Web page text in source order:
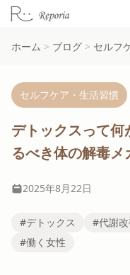
ホーム > ブログ >
セルフケア・生活習慣
デトックスって
るべき体の解毒
2025年8月22日
#デトックス #代謝
#働く女性